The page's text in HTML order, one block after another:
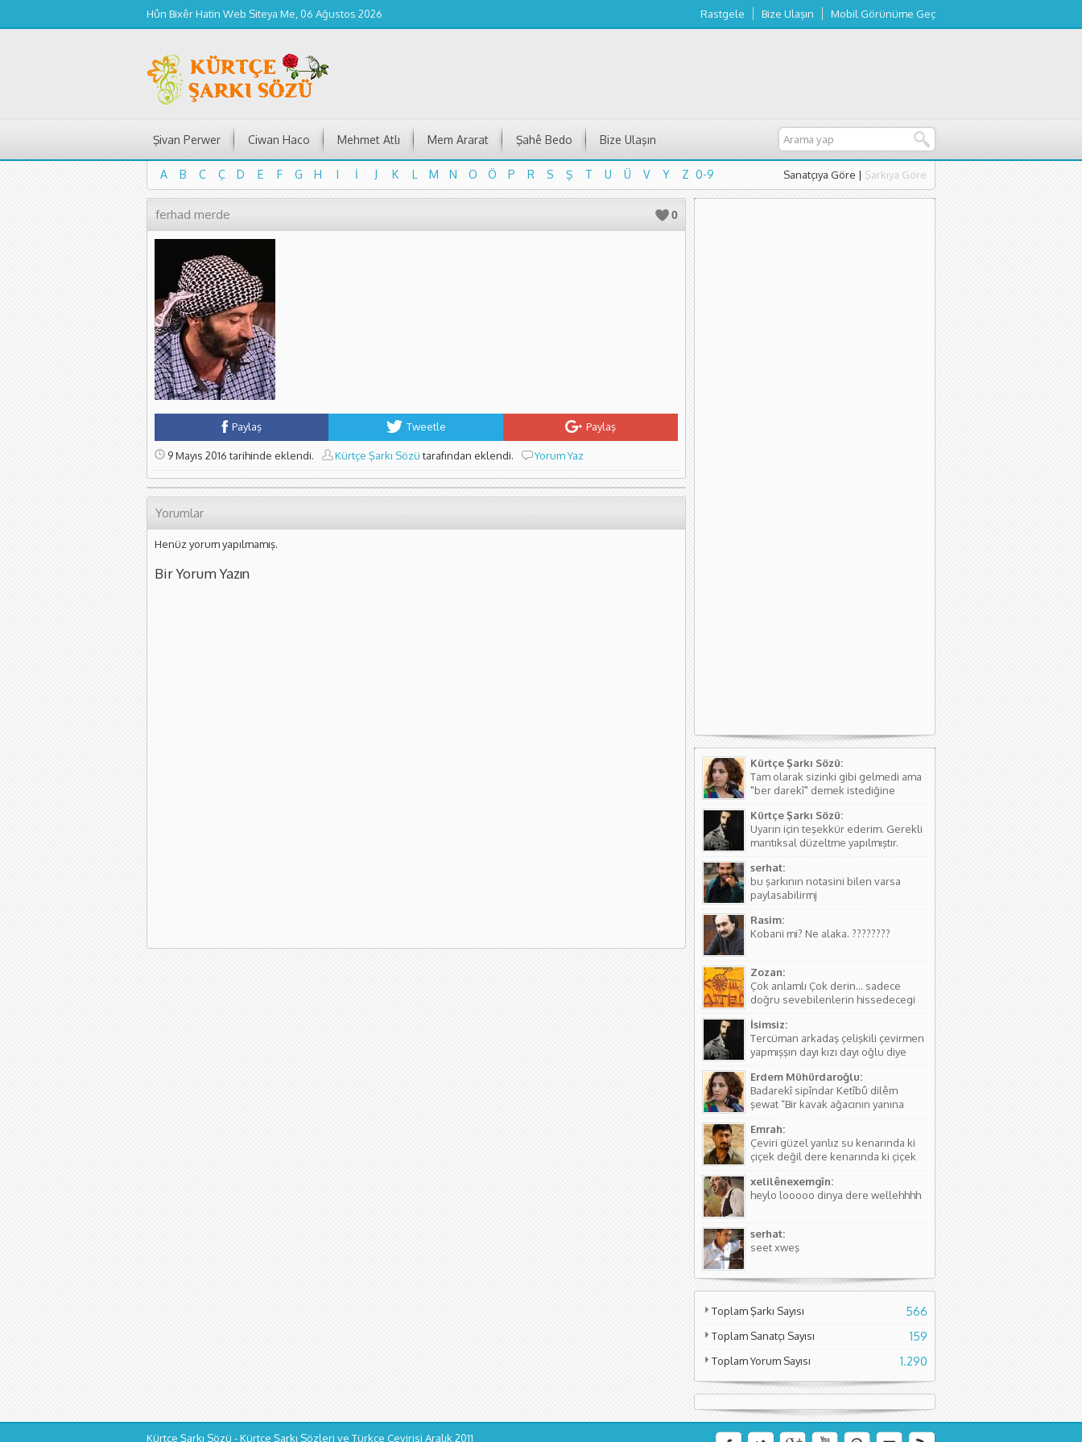
Hûn Bixêr Hatin Web Siteya Me, 06 Ağustos 2026 Rastgele Bize Ulaşın Mobil Görünüme Geç
Şivan Perwer Ciwan Haco Mehmet Atlı Mem Ararat Şahê Bedo Bize Ulaşın
A B C Ç D E F G H I İ J K L M N O Ö P R S Ş T U Ü V Y Z 0-9
A
B C Ç D E F G H I İ J K L M N O Ö P R S Ş T U Ü V Y Z 0-9
Sanatçıya Göre | Şarkıya Göre
0
ferhad merde
Paylaş Tweetle Paylaş
9 Mayıs 2016 tarihinde eklendi. Kürtçe Şarkı Sözütarafından eklendi. Yorum Yaz
Yorumlar
Henüz yorum yapılmamış.
Bir Yorum Yazın
Kürtçe Şarkı Sözü:
Tam olarak sizinki gibi gelmedi ama
"ber darekî" demek istediğine
düzeltmede bulundum. Teşkkürler
Kürtçe Şarkı Sözü:
Uyarın için teşekkür ederim. Gerekli
mantıksal düzeltme yapılmıştır.
serhat:
bu şarkının notasini bilen varsa
paylasabilirmj
Rasim:
Kobani mi? Ne alaka. ????????
Zozan:
Çok anlamlı Çok derin... sadece
doğru sevebilenlerin hissedecegi
İsimsiz:
Tercüman arkadaş çelişkili çevirmen
yapmışşın dayı kızı dayı oğlu diye
vardır biraz aile yapısını öğren ( iki
kişinin...
Erdem Mühürdaroğlu:
Badarekî sipîndar Ketîbû dilêm
şewat “Bir kavak ağacının yanına
Sözlerdeki hikayede birini arıyorlar
ve aradıkları yerde bir kavak
ağacının yanında yere düşmüş
Emrah:
Çeviri güzel yanlız su kenarında ki
çiçek değil dere kenarında ki çiçek
kıymetli olduğunu söylüyor sanırım.
Asıl söyleyen Seyade Şame dur...
xelilênexemgîn:
heylo looooo dinya dere wellehhhh
serhat:
seet xweş
Toplam Şarkı Sayısı 566
Toplam Sanatçı Sayısı 159
Toplam Yorum Sayısı 1.290
Kürtçe Şarkı Sözü - Kürtçe Şarkı Sözleri ve Türkçe Çevirisi Aralık 2011